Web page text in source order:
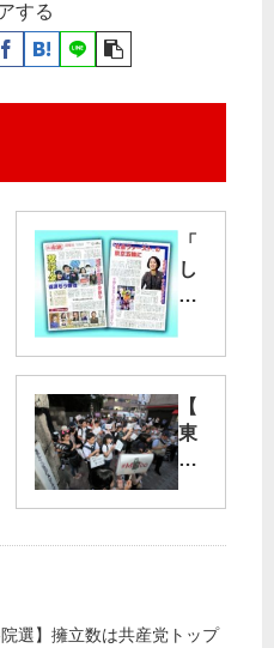
する
「
し
ん
赤
旗
」
日
版
号
【
東
京
医
大
市
院選】擁立数は共産党トップ